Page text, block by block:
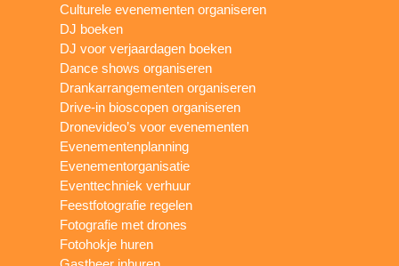
Culturele evenementen organiseren
DJ boeken
DJ voor verjaardagen boeken
Dance shows organiseren
Drankarrangementen organiseren
Drive-in bioscopen organiseren
Dronevideo’s voor evenementen
Evenementenplanning
Evenementorganisatie
Eventtechniek verhuur
Feestfotografie regelen
Fotografie met drones
Fotohokje huren